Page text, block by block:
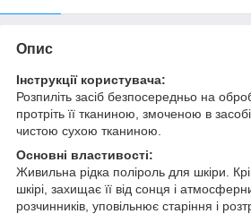
Опис
Інструкції користувача:
Розпиліть засіб безпосередньо на
протріть її тканиною, змоченою в
чистою сухою тканиною.
Основні властивості:
Живильна рідка поліроль для шкіри.
шкірі, захищає її від сонця і
розчинників, уповільнює старіння і